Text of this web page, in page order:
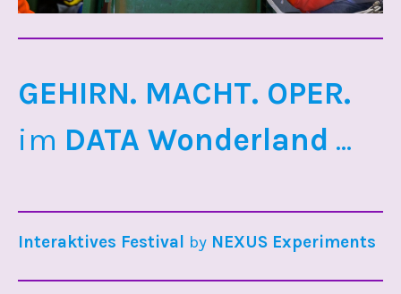
GEHIRN. MACHT. OPER.
im DATA Wonderland ...
Interaktives Festival by NEXUS Experiments